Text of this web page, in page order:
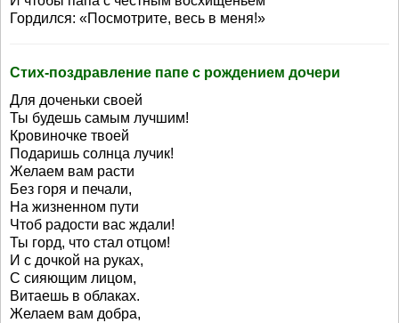
Гордился: «Посмотрите, весь в меня!»
Стих-поздравление папе с рождением дочери
Для доченьки своей
Ты будешь самым лучшим!
Кровиночке твоей
Подаришь солнца лучик!
Желаем вам расти
Без горя и печали,
На жизненном пути
Чтоб радости вас ждали!
Ты горд, что стал отцом!
И с дочкой на руках,
С сияющим лицом,
Витаешь в облаках.
Желаем вам добра,